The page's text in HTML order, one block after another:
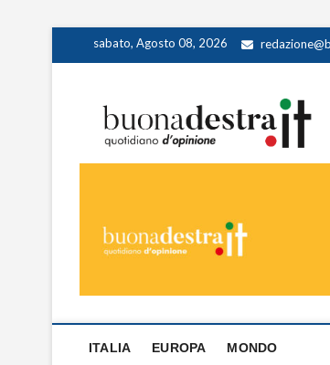
sabato, Agosto 08, 2026
ITALIA EUROPA MONDO